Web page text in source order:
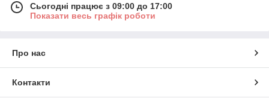
Сьогодні працює з 09:00 до 17:00
Показати весь графік роботи
Про нас
Контакти